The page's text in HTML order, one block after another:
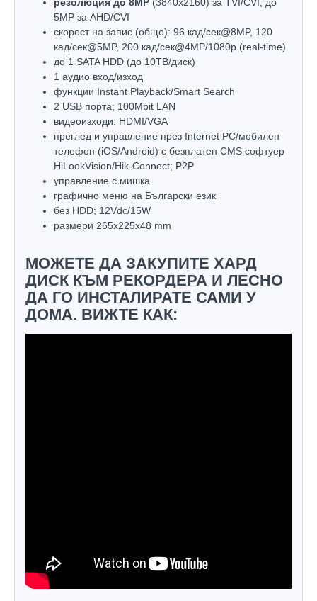
5MP за AHD/CVI
скорост на запис (общо): 96 кад/сек@8MP, 120
кад/сек@5MP, 200 кад/сек@4MP/1080p (real-time)
до 1 SATA HDD (до 10ТВ/диск)
1 аудио вход/изход
функции Instant Playback/Smart Search
2 USB порта; 100Mbit LAN
видеоизходи: HDMI/VGA
преглед и управление през Internet PC/мобилен
телефон (iOS/Android) с безплатен CMS софтуер
HiLookVision/Hik-Connect; P2P
управлeние с мишка
графично меню на Български език
без HDD; 12Vdc/15W
размери 265х225х48 mm
МОЖЕТЕ ДА ЗАКУПИТЕ ХАРД
ДИСК КЪМ РЕКОРДЕРА И ЛЕСНО
ДА ГО ИНСТАЛИРАТЕ САМИ У
ДОМА. ВИЖТЕ КАК: